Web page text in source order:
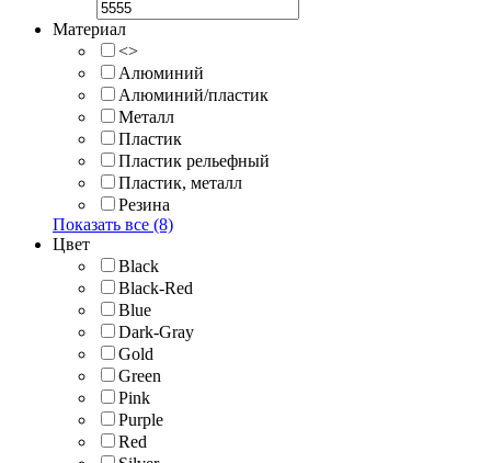
Материал
<>
Алюминий
Алюминий/пластик
Металл
Пластик
Пластик рельефный
Пластик, металл
Резина
Показать все (8)
Цвет
Black
Black-Red
Blue
Dark-Gray
Gold
Green
Pink
Purple
Red